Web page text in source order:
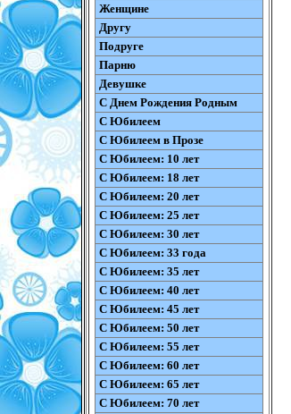
Женщине
Другу
Подруге
Парню
Девушке
С Днем Рождения Родным
С Юбилеем
С Юбилеем в Прозе
С Юбилеем: 10 лет
С Юбилеем: 18 лет
С Юбилеем: 20 лет
С Юбилеем: 25 лет
С Юбилеем: 30 лет
С Юбилеем: 33 года
С Юбилеем: 35 лет
С Юбилеем: 40 лет
С Юбилеем: 45 лет
С Юбилеем: 50 лет
С Юбилеем: 55 лет
С Юбилеем: 60 лет
С Юбилеем: 65 лет
С Юбилеем: 70 лет